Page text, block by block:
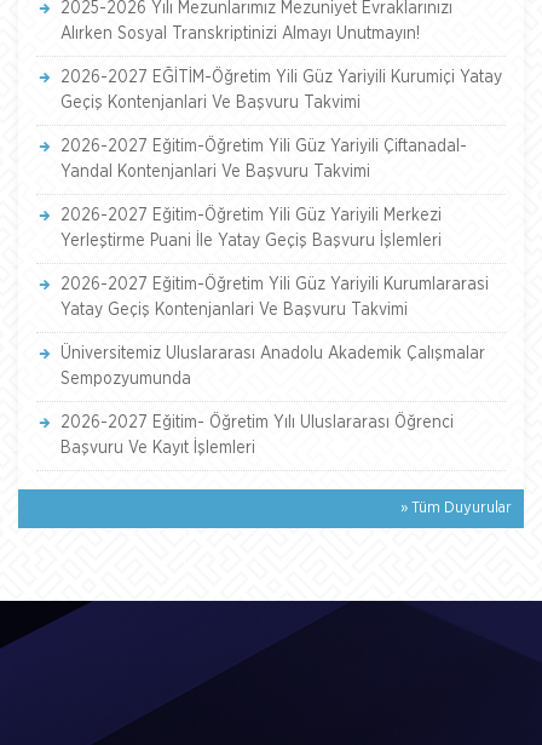
2025-2026 Yılı Mezunlarımız Mezuniyet Evraklarınızı
Alırken Sosyal Transkriptinizi Almayı Unutmayın!
2026-2027 EĞİTİM-Öğretim Yili Güz Yariyili Kurumiçi Yatay
Geçiş Kontenjanlari Ve Başvuru Takvimi
2026-2027 Eğitim-Öğretim Yili Güz Yariyili Çiftanadal-
Yandal Kontenjanlari Ve Başvuru Takvimi
2026-2027 Eğitim-Öğretim Yili Güz Yariyili Merkezi
Yerleştirme Puani İle Yatay Geçiş Başvuru İşlemleri
2026-2027 Eğitim-Öğretim Yili Güz Yariyili Kurumlararasi
Yatay Geçiş Kontenjanlari Ve Başvuru Takvimi
Üniversitemiz Uluslararası Anadolu Akademik Çalışmalar
Sempozyumunda
2026-2027 Eğitim- Öğretim Yılı Uluslararası Öğrenci
Başvuru Ve Kayıt İşlemleri
» Tüm Duyurular